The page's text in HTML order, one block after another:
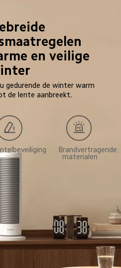
en veilige
gedurende de winter warm
de lente aanbreekt.
Brandvertragende
materialen